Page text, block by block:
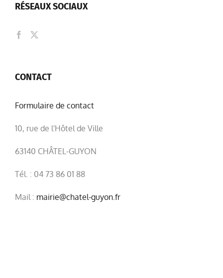
RÉSEAUX SOCIAUX
CONTACT
Formulaire de contact
10, rue de l'Hôtel de Ville
63140 CHÂTEL-GUYON
Tél. : 04 73 86 01 88
Mail : mairie@chatel-guyon.fr